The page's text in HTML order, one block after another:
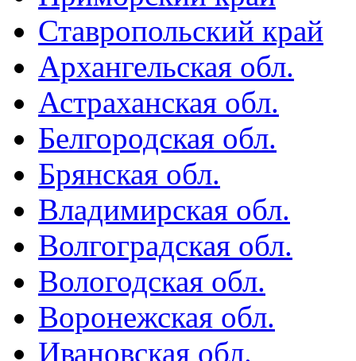
Ставропольский край
Архангельская обл.
Астраханская обл.
Белгородская обл.
Брянская обл.
Владимирская обл.
Волгоградская обл.
Вологодская обл.
Воронежская обл.
Ивановская обл.